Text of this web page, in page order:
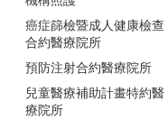
癌症篩檢暨成人健康檢查
合約醫療院所
預防注射合約醫療院所
兒童醫療補助計畫特約醫
療院所